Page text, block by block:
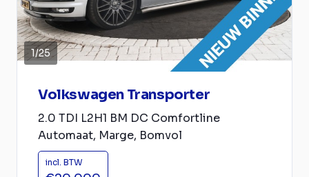
1/25
Volkswagen Transporter
2.0 TDI L2H1 BM DC Comfortline
Automaat, Marge, Bomvol
incl. BTW